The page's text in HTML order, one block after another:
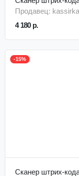
Продавец: kassirka
4 180 р.
-15%
Сканер штрих-